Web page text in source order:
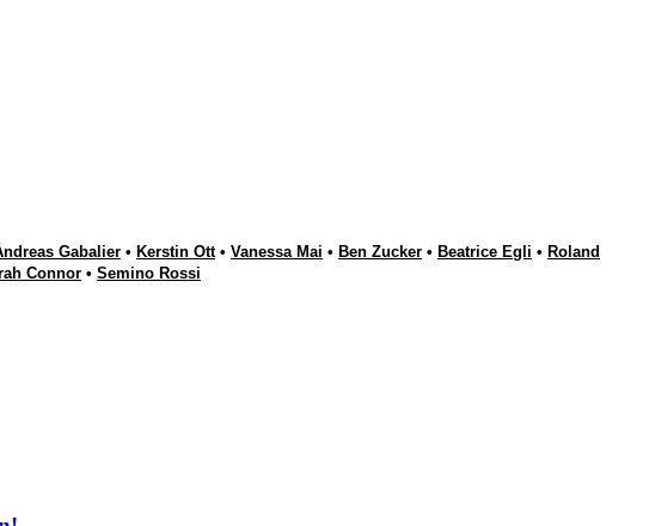
Gabalier • Kerstin Ott• Vanessa Mai • Ben Zucker • Beatrice Egli • Roland
Connor • Semino Rossi